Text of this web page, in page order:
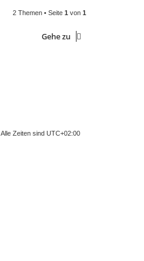
2 Themen • Seite 1 von 1
Gehe zu
Alle Zeiten sind UTC+02:00